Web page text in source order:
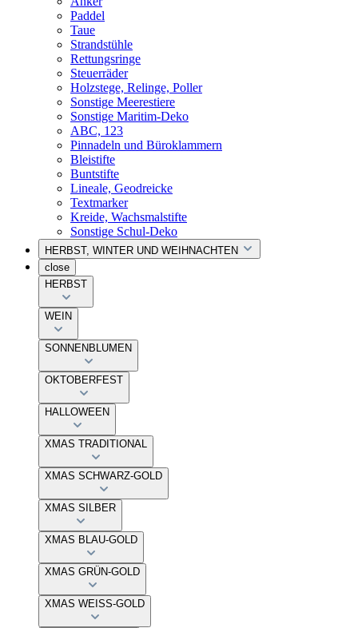
Paddel
Taue
Strandstühle
Rettungsringe
Steuerräder
Holzstege, Relinge, Poller
Sonstige Meerestiere
Sonstige Maritim-Deko
ABC, 123
Pinnadeln und Büroklammern
Bleistifte
Buntstifte
Lineale, Geodreicke
Textmarker
Kreide, Wachsmalstifte
Sonstige Schul-Deko
HERBST, WINTER UND WEIHNACHTEN
close
HERBST
WEIN
SONNENBLUMEN
OKTOBERFEST
HALLOWEEN
XMAS TRADITIONAL
XMAS SCHWARZ-GOLD
XMAS SILBER
XMAS BLAU-GOLD
XMAS GRÜN-GOLD
XMAS WEISS-GOLD